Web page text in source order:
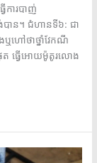
ការបាញ់
ាន។ ជំហានទី៦: ជា
ឬហៅថាថ្នាំវែកណី
ធ្វើអោយម៉ូតូរលោង